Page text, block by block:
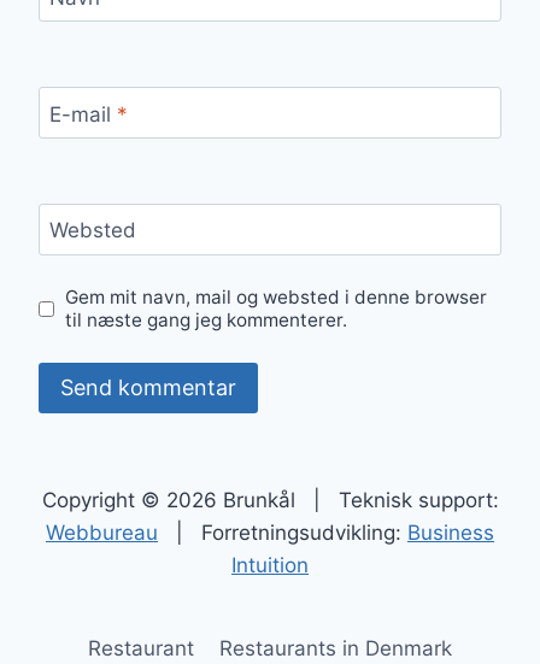
E-mail *
Websted
Gem mit navn, mail og websted i denne browser
til næste gang jeg kommenterer.
Copyright © 2026 Brunkål | Teknisk support:
Webbureau | Forretningsudvikling: Business
Intuition
Restaurant Restaurants in Denmark